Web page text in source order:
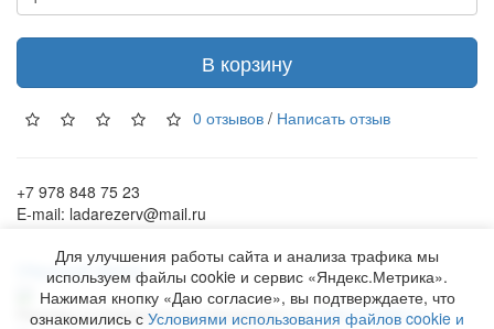
В корзину
0 отзывов / Написать отзыв
+7 978 848 75 23
E-mail: ladarezerv@mail.ru
Обратный звонок
Рекламу в Симферополе заказывают наwww.ra-salgir.ru.
Для улучшения работы сайта и анализа трафика мы
используем файлы cookie и сервис «Яндекс.Метрика».
Нажимая кнопку «Даю согласие», вы подтверждаете, что
ознакомились с Условиями использования файлов cookie и